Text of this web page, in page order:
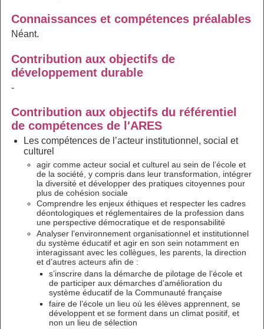
Connaissances et compétences préalables
Néant.
Contribution aux objectifs de
développement durable
-
Contribution aux objectifs du référentiel
de compétences de l'ARES
Les compétences de l’acteur institutionnel, social et
culturel
agir comme acteur social et culturel au sein de l’école et
de la société, y compris dans leur transformation, intégrer
la diversité et développer des pratiques citoyennes pour
plus de cohésion sociale
Comprendre les enjeux éthiques et respecter les cadres
déontologiques et réglementaires de la profession dans
une perspective démocratique et de responsabilité
Analyser l’environnement organisationnel et institutionnel
du système éducatif et agir en son sein notamment en
interagissant avec les collègues, les parents, la direction
et d’autres acteurs afin de :
s’inscrire dans la démarche de pilotage de l’école et
de participer aux démarches d’amélioration du
système éducatif de la Communauté française
faire de l’école un lieu où les élèves apprennent, se
développent et se forment dans un climat positif, et
non un lieu de sélection